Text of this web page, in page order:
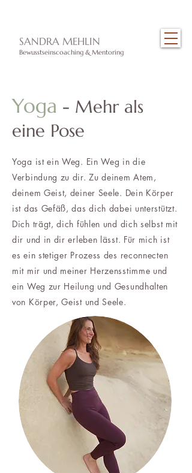
​SANDRA MEHLIN
Bewusstseinscoaching & Mentoring
Yoga - Mehr als
eine Pose
Yoga ist ein Weg. Ein Weg in die
Verbindung zu dir. Zu deinem Atem,
deinem Geist, deiner Seele. Dein Körper
ist das Gefäß, das dich dabei unterstützt.
Dich trägt, dich fühlen und dich selbst mit
dir und in dir erleben lässt. Für mich ist
es ein stetiger Prozess des reconnecten
mit mir und meiner Herzensstimme und
ein Weg zur Heilung und Gesundhalten
von Körper, Geist und Seele.